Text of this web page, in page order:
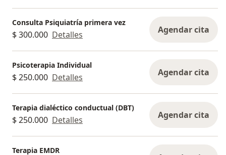
Consulta Psiquiatría primera vez
$ 300.000 Detalles Agendar cita
Psicoterapia Individual
$ 250.000 Detalles Agendar cita
Terapia dialéctico conductual (DBT)
$ 250.000 Detalles Agendar cita
Terapia EMDR